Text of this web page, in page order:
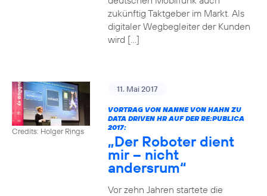
zukünftig Taktgeber im Markt. Als
digitaler Wegbegleiter der Kunden
wird […]
Credits: Holger Rings
11. Mai 2017
VORTRAG VON NANNE VON HAHN ZU
DATA DRIVEN HR AUF DER RE:PUBLICA
2017:
„Der Roboter dient
mir – nicht
andersrum“
Vor zehn Jahren startete die